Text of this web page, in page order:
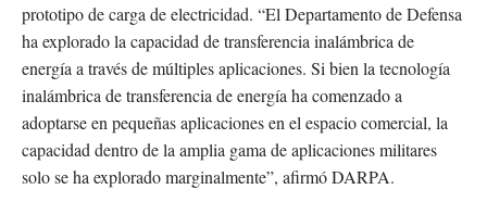
prototipo de carga de electricidad. “El Departamento de Defensa
ha explorado la capacidad de transferencia inalámbrica de
energía a través de múltiples aplicaciones. Si bien la tecnología
inalámbrica de transferencia de energía ha comenzado a
adoptarse en pequeñas aplicaciones en el espacio comercial, la
capacidad dentro de la amplia gama de aplicaciones militares
solo se ha explorado marginalmente”, afirmó DARPA.